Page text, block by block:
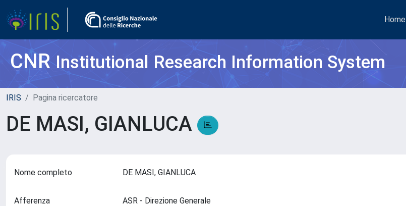
Home
CNRInstitutional Research Information System
IRIS Pagina ricercatore
DE MASI, GIANLUCA
Nome completo DE MASI, GIANLUCA
Afferenza ASR - Direzione Generale